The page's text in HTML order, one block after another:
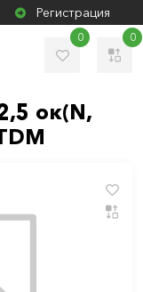
Регистрация
0 0
ок(N,